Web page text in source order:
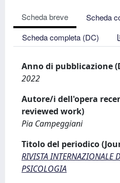
Scheda breve
Scheda
Scheda completa (DC)
Anno di pubblicazione
2022
Autore/i dell'opera
reviewed work)
Pia Campeggiani
Titolo del periodico
RIVISTA INTERNAZIONALE
PSICOLOGIA